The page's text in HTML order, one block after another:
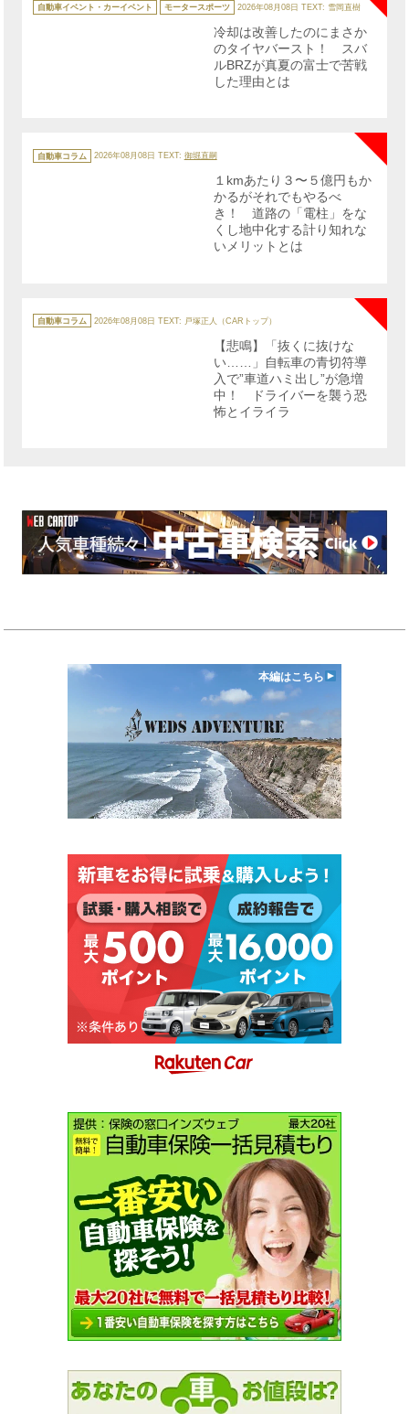
テ
ゴ
自動車イベント・カーイベント モータースポーツ 2026年08月08日 TEXT: 雪岡直樹
冷却は改善したのにまさか
のタイヤバースト！ スバ
ルBRZが真夏の富士で苦戦
した理由とは
テ
ゴ
自動車コラム 2026年08月08日 TEXT: 御堀直嗣
１kmあたり３〜５億円もか
かるがそれでもやるべ
き！ 道路の「電柱」をな
くし地中化する計り知れな
いメリットとは
テ
ゴ
自動車コラム 2026年08月08日 TEXT: 戸塚正人（CARトップ）
【悲鳴】「抜くに抜けな
い……」自転車の青切符導
入で”車道ハミ出し”が急増
中！ ドライバーを襲う恐
怖とイライラ
本編はこちら